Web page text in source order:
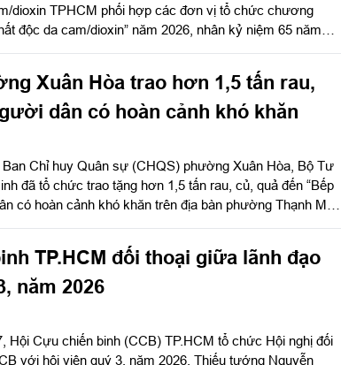
dioxin TPHCM phối hợp các đơn vị tổ chức chương
độc da cam/dioxin” năm 2026, nhân kỷ niệm 65 năm
Xuân Hòa trao hơn 1,5 tấn rau,
dân có hoàn cảnh khó khăn
Ban Chỉ huy Quân sự (CHQS) phường Xuân Hòa, Bộ Tư
đã tổ chức trao tặng hơn 1,5 tấn rau, củ, quả đến “Bếp
có hoàn cảnh khó khăn trên địa bàn phường Thạnh Mỹ
TP.HCM đối thoại giữa lãnh đạo
năm 2026
Hội Cựu chiến binh (CCB) TP.HCM tổ chức Hội nghị đối
với hội viên quý 3, năm 2026. Thiếu tướng Nguyễn